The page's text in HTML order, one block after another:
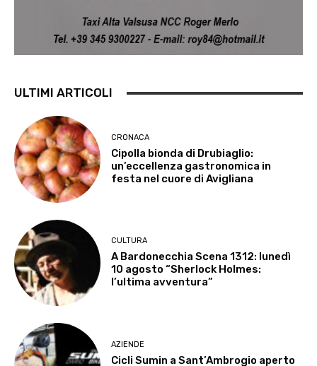
ULTIMI ARTICOLI
CRONACA
Cipolla bionda di Drubiaglio:
un’eccellenza gastronomica in
festa nel cuore di Avigliana
CULTURA
A Bardonecchia Scena 1312: lunedì
10 agosto “Sherlock Holmes:
l’ultima avventura”
AZIENDE
Cicli Sumin a Sant’Ambrogio aperto